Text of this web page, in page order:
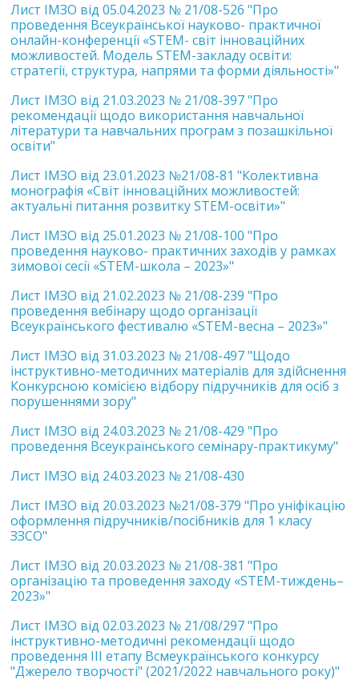
Лист ІМЗО від 05.04.2023 № 21/08-526 "Про
проведення Всеукраїнської науково- практичної
онлайн-конференції «STEM- світ інноваційних
можливостей. Модель STEM-закладу освіти:
стратегії, структура, напрями та форми діяльності»"
Лист ІМЗО від 21.03.2023 № 21/08-397 "Про
рекомендації щодо використання навчальної
літератури та навчальних програм з позашкільної
освіти"
Лист ІМЗО від 23.01.2023 №21/08-81 "Колективна
монографія «Світ інноваційних можливостей:
актуальні питання розвитку STEM-освіти»"
Лист ІМЗО від 25.01.2023 № 21/08-100 "Про
проведення науково- практичних заходів у рамках
зимової сесії «STEM-школа – 2023»"
Лист ІМЗО від 21.02.2023 № 21/08-239 "Про
проведення вебінару щодо організації
Всеукраїнського фестивалю «STEM-весна – 2023»"
Лист ІМЗО від 31.03.2023 № 21/08-497 "Щодо
інструктивно-методичних матеріалів для здійснення
Конкурсною комісією відбору підручників для осіб з
порушеннями зору"
Лист ІМЗО від 24.03.2023 № 21/08-429 "Про
проведення Всеукраїнського семінару-практикуму"
Лист ІМЗО від 24.03.2023 № 21/08-430
Лист ІМЗО від 20.03.2023 №21/08-379 "Про уніфікацію
оформлення підручників/посібників для 1 класу
ЗЗСО"
Лист ІМЗО від 20.03.2023 № 21/08-381 "Про
організацію та проведення заходу «STEM-тиждень–
2023»"
Лист ІМЗО від 02.03.2023 № 21/08/297 "Про
інструктивно-методичні рекомендації щодо
проведення ІІІ етапу Всмеукраїнського конкурсу
"Джерело творчості" (2021/2022 навчального року)"